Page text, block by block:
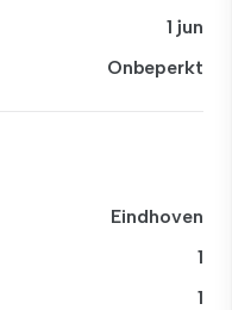
1 jun
Onbeperkt
Eindhoven
1
1